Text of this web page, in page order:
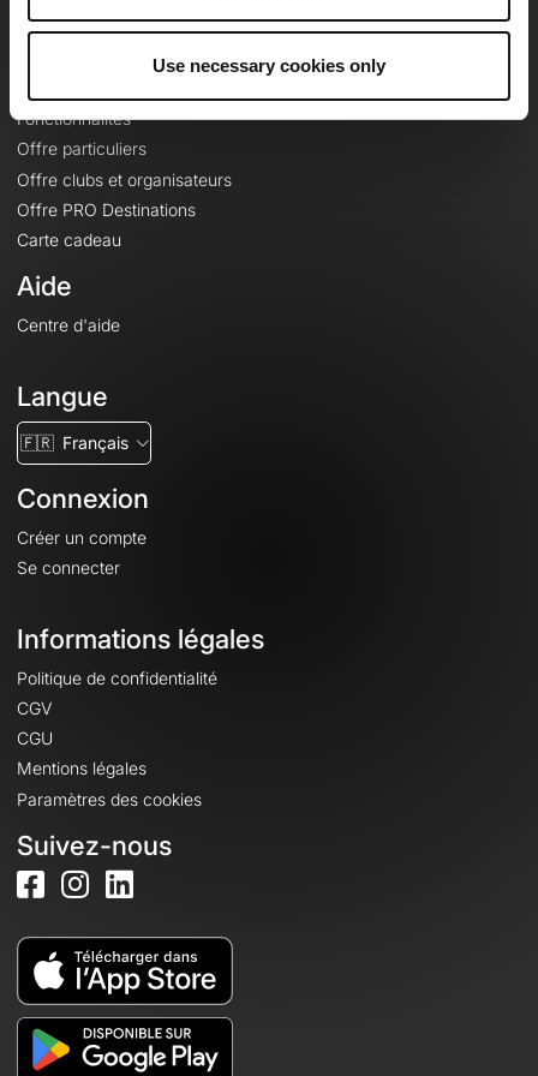
Use necessary cookies only
Fonctionnalités
Offre particuliers
Offre clubs et organisateurs
Offre PRO Destinations
Carte cadeau
Aide
Centre d'aide
Langue
🇫🇷 Français
Connexion
Créer un compte
Se connecter
Informations légales
Politique de confidentialité
CGV
CGU
Mentions légales
Paramètres des cookies
Suivez-nous